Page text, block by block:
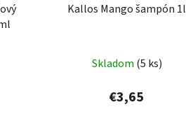
Kallos Mango šampón 1l
Skladom (5 ks)
€3,65